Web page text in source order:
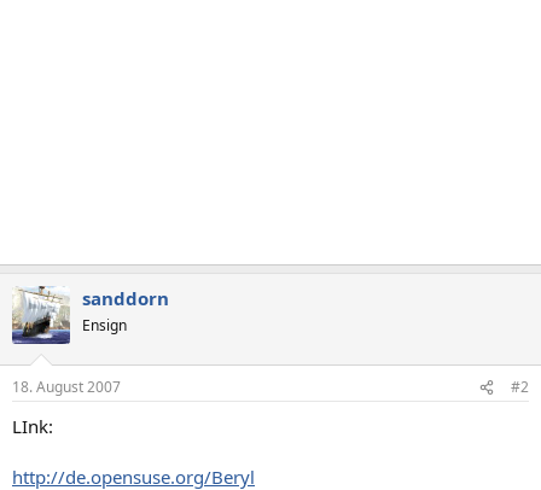
sanddorn
Ensign
18. August 2007 #2
LInk:
http://de.opensuse.org/Beryl